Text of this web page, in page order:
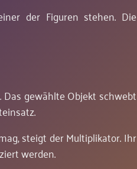
der Figuren stehen. Die
Das gewählte Objekt schwebt
steigt der Multiplikator. Ihr
werden.